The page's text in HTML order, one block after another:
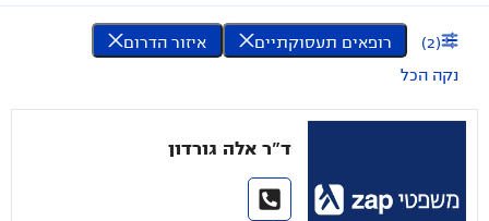
(
2
) רופאים תעסוקתיים
איזור הדרום
נקה הכל
ד"ר אלה גורדון